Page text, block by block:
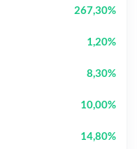
267,30%
1,20%
8,30%
10,00%
14,80%